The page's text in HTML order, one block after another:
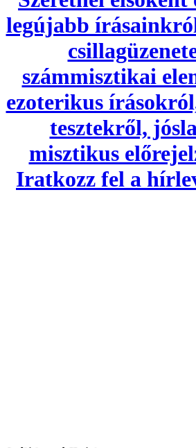
legújabb
számmisztikai
ezoterikus
tesztekről,
misztikus
Iratkozz fel a